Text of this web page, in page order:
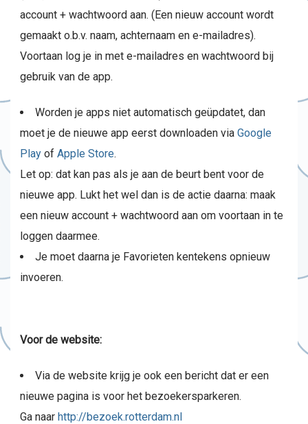
account + wachtwoord aan. (Een nieuw account wordt
gemaakt o.b.v. naam, achternaam en e-mailadres).
Voortaan log je in met e-mailadres en wachtwoord bij
gebruik van de app.
Worden je apps niet automatisch geüpdatet, dan
moet je de nieuwe app eerst downloaden via Google
Play of Apple Store.
Let op: dat kan pas als je aan de beurt bent voor de
nieuwe app. Lukt het wel dan is de actie daarna: maak
een nieuw account + wachtwoord aan om voortaan in te
loggen daarmee.
Je moet daarna je Favorieten kentekens opnieuw
invoeren.
Voor de website:
Via de website krijg je ook een bericht dat er een
nieuwe pagina is voor het bezoekersparkeren.
Ga naar http://bezoek.rotterdam.nl